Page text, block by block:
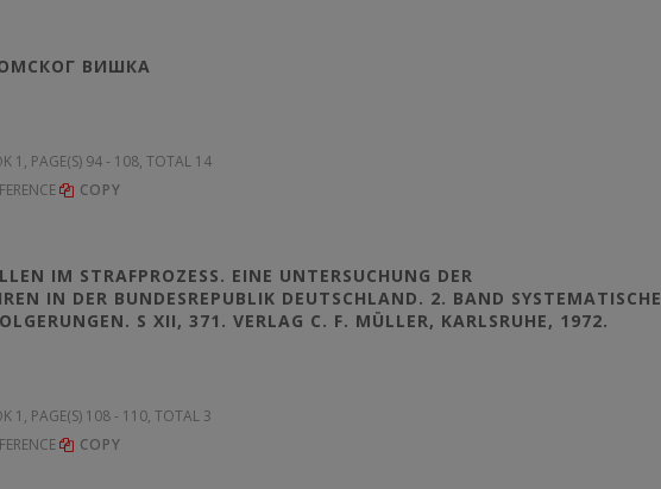
ВИШКА
1, PAGE(S) 94 - 108, TOTAL 14
COPY
IM STRAFPROZESS. EINE UNTERSUCHUNG DER
IN DER BUNDESREPUBLIK DEUTSCHLAND. 2. BAND SYSTEMATISCHE
S XII, 371. VERLAG C. F. MÜLLER, KARLSRUHE, 1972.
1, PAGE(S) 108 - 110, TOTAL 3
COPY